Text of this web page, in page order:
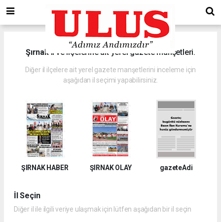
Şırnakil ve ilçelerine ait yerel gazete manşetleri.
Diğer il ilçelere ait yerel gazete manşetlerini inceleme için
aşağıdan il seçimi yapabilirsiniz.
ŞIRNAK HABER ŞIRNAK OLAY gazeteAdi
İl Seçin
Diğer il ile ilgili veriye ulaşmak için lütfen aşağıdan bir il seçin